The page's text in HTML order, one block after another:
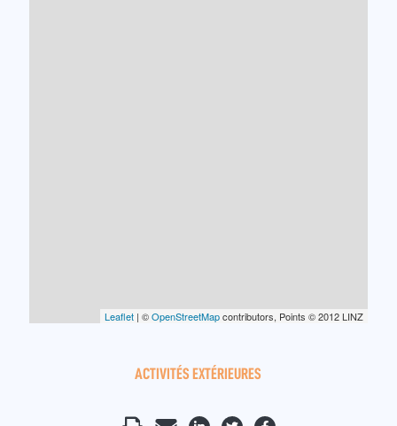
Leaflet | ©OpenStreetMapcontributors, Points © 2012 LINZ
ACTIVITÉS EXTÉRIEURES